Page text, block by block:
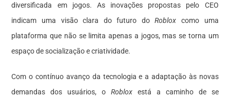
diversificada em jogos. As inovações propostas pelo CEO
indicam uma visão clara do futuro doRoblox como uma
plataforma que não se limita apenas a jogos, mas se torna um
espaço de socialização e criatividade.
Com o contínuo avanço da tecnologia e a adaptação às novas
demandas dos usuários, oRoblox está a caminho de se